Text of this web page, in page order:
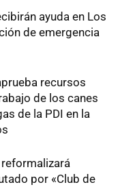
ayuda en Los
de emergencia
recursos
de los canes
de la PDI en la
por «Club de